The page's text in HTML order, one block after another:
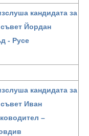
кандидата за
Йордан
- Русе
кандидата за
Иван
–